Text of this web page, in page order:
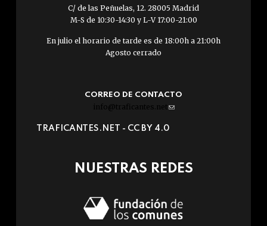
C/ de las Peñuelas, 12. 28005 Madrid
M-S de 10:30-14:30 y L-V 17:00-21:00
En julio el horario de tarde es de 18:00h a 21:00h
Agosto cerrado
CORREO DE CONTACTO
info@traficantes.net (link
e-
TRAFICANTES.NET - CC BY 4.0
NUESTRAS REDES